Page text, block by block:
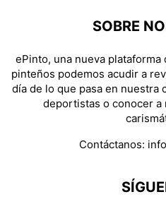
SOBRE
ePinto, una nueva
pinteños podemos acudir a
día de lo que pasa en nuestra
deportistas o conocer a
Contáctanos: